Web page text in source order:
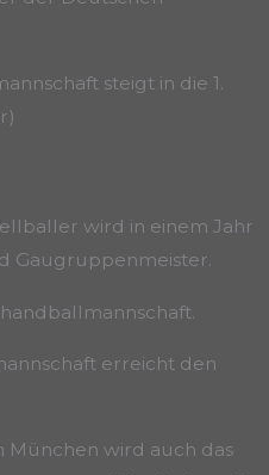
steigt in die 1.
wird in einem Jahr
Gaugruppenmeister.
erreicht den
München wird auch das